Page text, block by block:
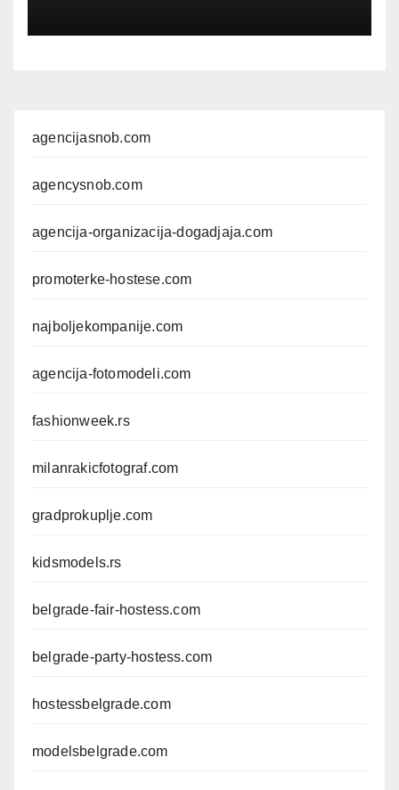
agencijasnob.com
agencysnob.com
agencija-organizacija-dogadjaja.com
promoterke-hostese.com
najboljekompanije.com
agencija-fotomodeli.com
fashionweek.rs
milanrakicfotograf.com
gradprokuplje.com
kidsmodels.rs
belgrade-fair-hostess.com
belgrade-party-hostess.com
hostessbelgrade.com
modelsbelgrade.com